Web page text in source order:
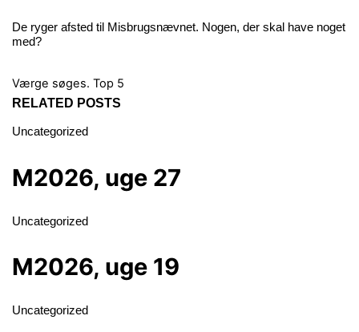
De ryger afsted til Misbrugsnævnet. Nogen, der skal have noget
med?
Værge søges. Top 5
RELATED POSTS
Uncategorized
M2026, uge 27
Uncategorized
M2026, uge 19
Uncategorized